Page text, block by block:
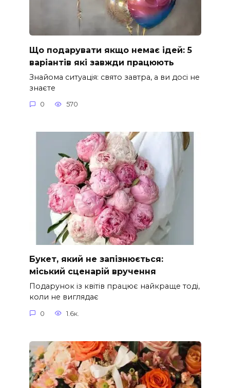
Що подарувати якщо немає ідей: 5
варіантів які завжди працюють
Знайома ситуація: свято завтра, а ви досі не
знаєте
0 570
Букет, який не запізнюється:
міський сценарій вручення
Подарунок із квітів працює найкраще тоді,
коли не виглядає
0 1.6к.